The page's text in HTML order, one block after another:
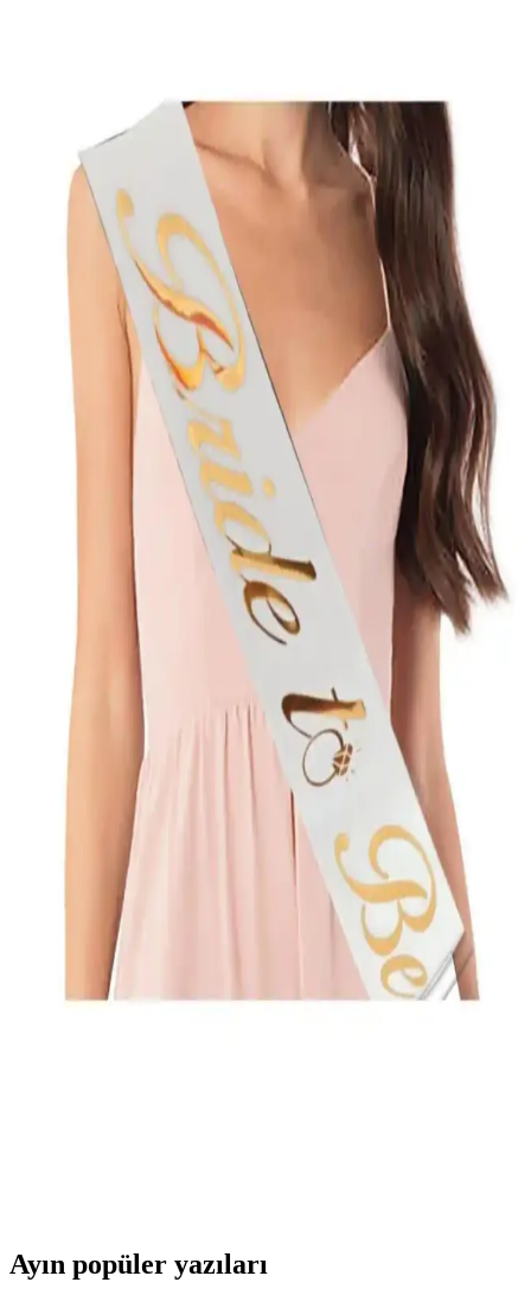
Kuşak Seti Detayları ve Değerlendirmesi
Happyland'in rosegold renkli taç ve kuşak seti, gelinlerin şıklığını
tamamlayan romantik ve zarif detaylar sunar. Kalite ve tasarım
arasındaki dengeyi göz önünde bulundurarak, özel günlerinizde
tercih edebilirsiniz.
Huzur Party Store Bride To Be Yazılı Kuşakları
Karşılaştırması ve En İyi Seçenekler
İki farklı Bride To Be yazılı kuşakını detaylıca karşılaştırıyoruz.
Kaliteleri, renkleri ve kullanıcı yorumlarıyla en uygun şıklık ve
kaliteyi sunan ürünleri bulmanızı sağlıyoruz.
ZEYMERADE Kırmızı Gelin Kuşağı: Geleneksel ve
Modern Tasarımın Zarif Buluşması
ZEYMERADE'nin kırmızı gelin kuşağı, geleneksel ve modern
tasarımlarla şıklığınızı tamamlayan, yüksek kaliteli ve esnek
yapısıyla düğün ve özel günlerde tercih edilen şık bir aksesuardır.
Huzur Party Store Bekarlığa Veda Ürünleri
Karşılaştırması ve Seçim Rehberi
Huzur Party Store'un bekarlığa veda ürünleri olan gelin kuşağı ve
taçlarını detaylı karşılaştırıyoruz. Her iki ürünün özellikleri, kullanıcı
yorumları ve seçim ipuçlarıyla en uygun aksesuarı bulun.
Huzur Party Store Bekarlığa Veda Ürünleri
Karşılaştırması ve Tavsiyeleri
Bu makalede, Huzur Party Store'un 'Bride To Be' yazılı kuşağı ve
'Bride' metal tacını karşılaştırarak, etkinliğinize en uygun aksesuarı
seçmenize yardımcı oluyoruz.
Gelin ve damat takı kuşakları karşılaştırması:
Kırmızı ve sade modellerin özellikleri
İki farklı gelin ve damat takı kuşağı modeli arasında detaylı
karşılaştırma. Kırmızı ve sade tasarımların özellikleri, kullanıcı
Ayın popüler yazıları